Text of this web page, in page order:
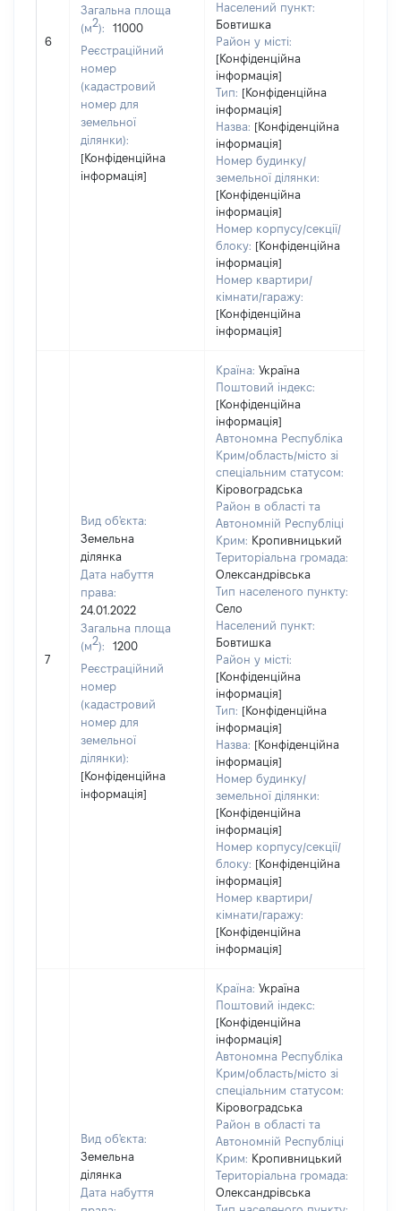
6
Загальна площа
(м2):
11000
Реєстраційний
номер
(кадастровий
номер для
земельної
ділянки):
[Конфіденційна
інформація]
Населений пункт:
Бовтишка
Район у місті:
[Конфіденційна
інформація]
Тип: [Конфіденційна
інформація]
Назва: [Конфіденційна
інформація]
Номер будинку/
земельної ділянки:
[Конфіденційна
інформація]
Номер корпусу/секції/
блоку: [Конфіденційна
інформація]
Номер квартири/
кімнати/гаражу:
[Конфіденційна
інформація]
7
Вид об'єкта:
Земельна
ділянка
Дата набуття
права:
24.01.2022
Загальна площа
(м2):
1200
Реєстраційний
номер
(кадастровий
номер для
земельної
ділянки):
[Конфіденційна
інформація]
Країна: Україна
Поштовий індекс:
[Конфіденційна
інформація]
Автономна Республіка
Крим/область/місто зі
спеціальним статусом:
Кіровоградська
Район в області та
Автономній Республіці
Крим: Кропивницький
Територіальна громада:
Олександрівська
Тип населеного пункту:
Село
Населений пункт:
Бовтишка
Район у місті:
[Конфіденційна
інформація]
Тип: [Конфіденційна
інформація]
Назва: [Конфіденційна
інформація]
Номер будинку/
земельної ділянки:
[Конфіденційна
інформація]
Номер корпусу/секції/
блоку: [Конфіденційна
інформація]
Номер квартири/
кімнати/гаражу:
[Конфіденційна
інформація]
Вид об'єкта:
Земельна
ділянка
Дата набуття
Країна: Україна
Поштовий індекс:
[Конфіденційна
інформація]
Автономна Республіка
Крим/область/місто зі
спеціальним статусом:
Кіровоградська
Район в області та
Автономній Республіці
Крим: Кропивницький
Територіальна громада:
Олександрівська